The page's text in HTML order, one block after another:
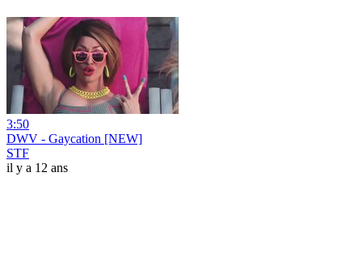
3:50
DWV - Gaycation [NEW]
STF
il y a 12 ans